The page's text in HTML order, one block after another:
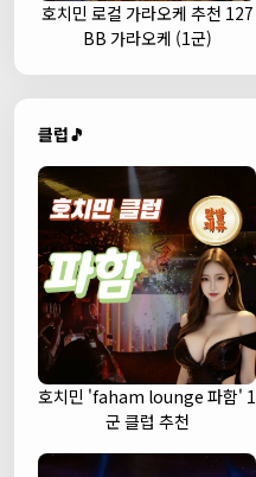
호치민 로컬 가라오케 추천 127
BB 가라오케 (1군)
클럽🎵
호치민 'faham lounge 파함' 1
군 클럽 추천